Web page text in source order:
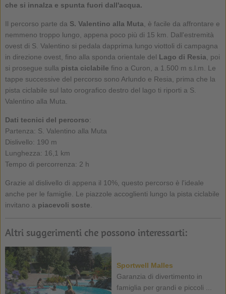
che si innalza e spunta fuori dall'acqua.
Il percorso parte da S. Valentino alla Muta , è facile da affrontare e
nemmeno troppo lungo, appena poco più di 15 km. Dall'estremità
ovest di S. Valentino si pedala dapprima lungo viottoli di campagna
in direzione ovest, fino alla sponda orientale del Lago di Resia , poi
si prosegue sulla pista ciclabile fino a Curon, a 1.500 m s.l.m. Le
tappe successive del percorso sono Arlundo e Resia, prima che la
pista ciclabile sul lato orografico destro del lago ti riporti a S.
Valentino alla Muta.
Dati tecnici del percorso:
Partenza: S. Valentino alla Muta
Dislivello: 190 m
Lunghezza: 16,1 km
Tempo di percorrenza: 2 h
Grazie al dislivello di appena il 10%, questo percorso è l'ideale
anche per le famiglie. Le piazzole accoglienti lungo la pista ciclabile
invitano a piacevoli soste
Altri suggerimenti che possono interessarti:
Sportwell Malles
Garanzia di divertimento in
famiglia per grandi e piccoli ...